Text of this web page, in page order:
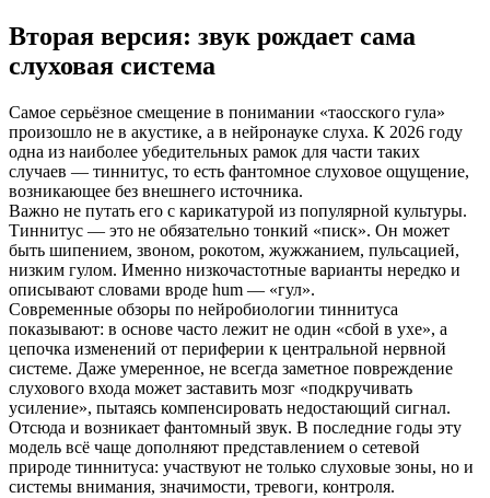
Вторая версия: звук рождает сама
слуховая система
Самое серьёзное смещение в понимании «таосского гула»
произошло не в акустике, а в нейронауке слуха. К 2026 году
одна из наиболее убедительных рамок для части таких
случаев — тиннитус, то есть фантомное слуховое ощущение,
возникающее без внешнего источника.
Важно не путать его с карикатурой из популярной культуры.
Тиннитус — это не обязательно тонкий «писк». Он может
быть шипением, звоном, рокотом, жужжанием, пульсацией,
низким гулом. Именно низкочастотные варианты нередко и
описывают словами вроде hum — «гул».
Современные обзоры по нейробиологии тиннитуса
показывают: в основе часто лежит не один «сбой в ухе», а
цепочка изменений от периферии к центральной нервной
системе. Даже умеренное, не всегда заметное повреждение
слухового входа может заставить мозг «подкручивать
усиление», пытаясь компенсировать недостающий сигнал.
Отсюда и возникает фантомный звук. В последние годы эту
модель всё чаще дополняют представлением о сетевой
природе тиннитуса: участвуют не только слуховые зоны, но и
системы внимания, значимости, тревоги, контроля.